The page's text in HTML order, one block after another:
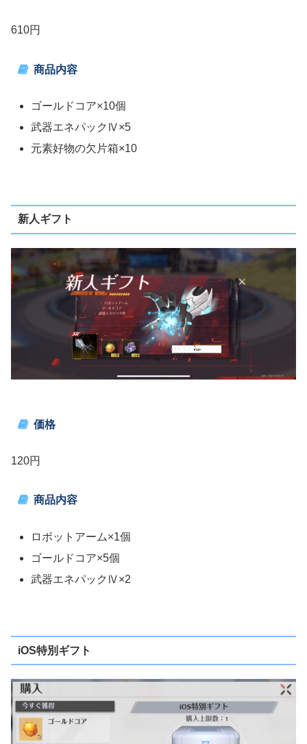
610円
商品内容
ゴールドコア×10個
武器エネパックⅣ×5
元素好物の欠片箱×10
新人ギフト
価格
120円
商品内容
ロボットアーム×1個
ゴールドコア×5個
武器エネパックⅣ×2
iOS特別ギフト